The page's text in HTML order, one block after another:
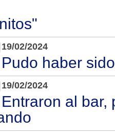
19/02/2024
Pudo haber
19/02/2024
Entraron al bar,